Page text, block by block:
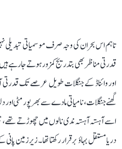
تاہم اس بحران کی وجہ صرف موسمیاتی تبدیلی
قدرتی مناظر بھی بتدریج کمزور ہوتے جا رہے ہیں
اور وائناڈ کے جنگلات طویل عرصے تک قدرتی
گھنے جنگلات، نامیاتی مادے سے بھرپور مٹی
اسے آہستہ آہستہ ندی نالوں میں چھوڑتے
دریا مستقل بہاؤ برقرار رکھتا تھا۔ زیرزمین